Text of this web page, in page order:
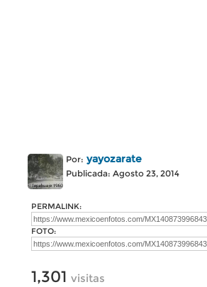
Por: yayozarate
Publicada: Agosto 23, 2014
PERMALINK:
FOTO:
1,301 visitas